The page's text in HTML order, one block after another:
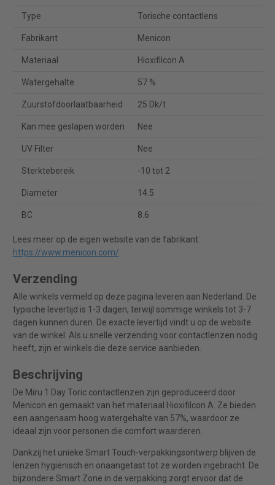
Type Torische contactlens
Fabrikant Menicon
Materiaal Hioxifilcon A
Watergehalte 57 %
Zuurstofdoorlaatbaarheid 25 Dk/t
Kan mee geslapen worden Nee
UV Filter Nee
Sterktebereik -10 tot 2
Diameter 14.5
BC 8.6
Lees meer op de eigen website van de fabrikant:
https://www.menicon.com/.
Verzending
Alle winkels vermeld op deze pagina leveren aan Nederland. De
typische levertijd is 1-3 dagen, terwijl sommige winkels tot 3-7
dagen kunnen duren. De exacte levertijd vindt u op de website
van de winkel. Als u snelle verzending voor contactlenzen nodig
heeft, zijn er winkels die deze service aanbieden.
Beschrijving
De Miru 1 Day Toric contactlenzen zijn geproduceerd door
Menicon en gemaakt van het materiaal Hioxifilcon A. Ze bieden
een aangenaam hoog watergehalte van 57%, waardoor ze
ideaal zijn voor personen die comfort waarderen.
Dankzij het unieke Smart Touch-verpakkingsontwerp blijven de
lenzen hygiënisch en onaangetast tot ze worden ingebracht. De
bijzondere Smart Zone in de verpakking zorgt ervoor dat de